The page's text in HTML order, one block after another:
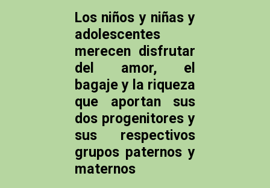
Los niños y niñas y
adolescentes
merecen disfrutar
del amor, el
bagaje y la riqueza
que aportan sus
dos progenitores y
sus respectivos
grupos paternos y
maternos